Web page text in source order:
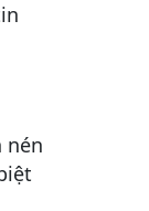
nén